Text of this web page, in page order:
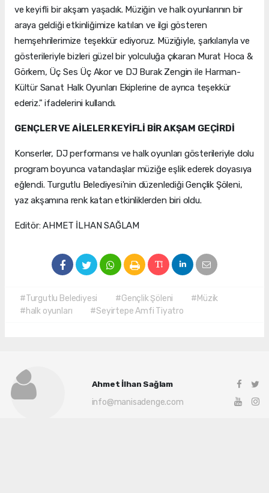
ve keyifli bir akşam yaşadık. Müziğin ve halk oyunlarının bir
araya geldiği etkinliğimize katılan ve ilgi gösteren
hemşehrilerimize teşekkür ediyoruz. Müziğiyle, şarkılarıyla ve
gösterileriyle bizleri güzel bir yolculuğa çıkaran Murat Hoca &
Görkem, Üç Ses Üç Akor ve DJ Burak Zengin ile Harman-
Kültür Sanat Halk Oyunları Ekiplerine de ayrıca teşekkür
ederiz." ifadelerini kullandı.
GENÇLER VE AİLELER KEYİFLİ BİR AKŞAM GEÇİRDİ
Konserler, DJ performansı ve halk oyunları gösterileriyle dolu
program boyunca vatandaşlar müziğe eşlik ederek doyasıya
eğlendi. Turgutlu Belediyesi'nin düzenlediği Gençlik Şöleni,
yaz akşamına renk katan etkinliklerden biri oldu.
Editör: AHMET İLHAN SAĞLAM
#Turgutlu Belediyesi #Gençlik Şöleni
#Müzik
#halk oyunları
#Seyirtepe Amfi Tiyatro
Ahmet İlhan Sağlam
info@manisadenge.com